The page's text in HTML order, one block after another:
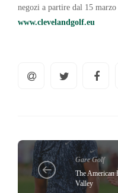
negozi a partire dal 15
www.clevelandgolf.eu
Gare Golf
The American
Valley